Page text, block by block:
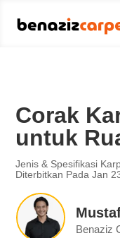
Corak
untuk
Jenis & Spesifikasi
Diterbitkan Pada Jan
Benaziz